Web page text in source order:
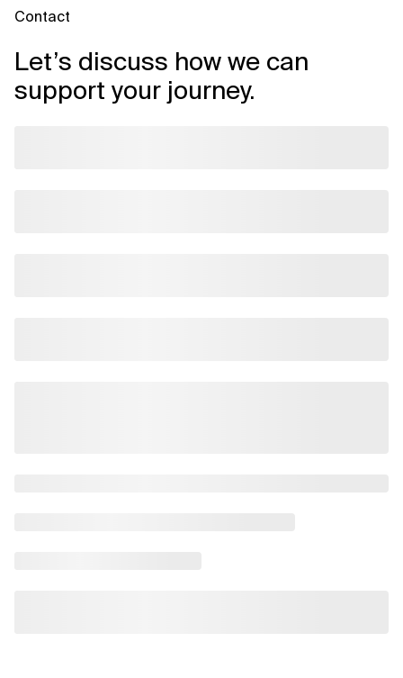
Contact
Let’s discuss how we can
support your journey.